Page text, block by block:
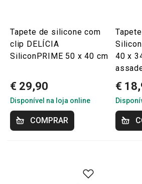
Tapete de silicone com
clip DELÍCIA
SiliconPRIME 50 x 40 cm
€ 29,90
Disponível na loja online
COMPRAR
40 x
€